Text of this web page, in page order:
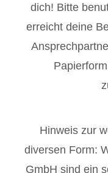
dich! Bitte
erreicht deine
Hinweis zur
diversen Form:
GmbH sind ein